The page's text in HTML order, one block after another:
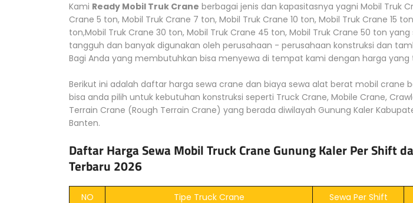
Kami Ready Mobil Truk Crane berbagai jenis dan kapasitasnya yagni Mobil Truk
Crane 5 ton, Mobil Truk Crane 7 ton, Mobil Truk Crane 10 ton, Mobil Truk Crane 15
ton,Mobil Truk Crane 30 ton, Mobil Truk Crane 45 ton, Mobil Truk Crane 50 ton
tangguh dan banyak digunakan oleh perusahaan - perusahaan konstruksi dan
Bagi Anda yang membutuhkan bisa menyewa di tempat kami dengan harga yang
Berikut ini adalah daftar harga sewa crane dan biaya sewa alat berat mobil crane
bisa anda pilih untuk kebutuhan konstruksi seperti Truck Crane, Mobile Crane,
Terrain Crane (Rough Terrain Crane) yang berada diwilayah Gunung Kaler
Banten.
Daftar Harga Sewa Mobil Truck Crane Gunung Kaler Per Shift
Terbaru 2026
NO Tipe Truck Crane Sewa Per Shift